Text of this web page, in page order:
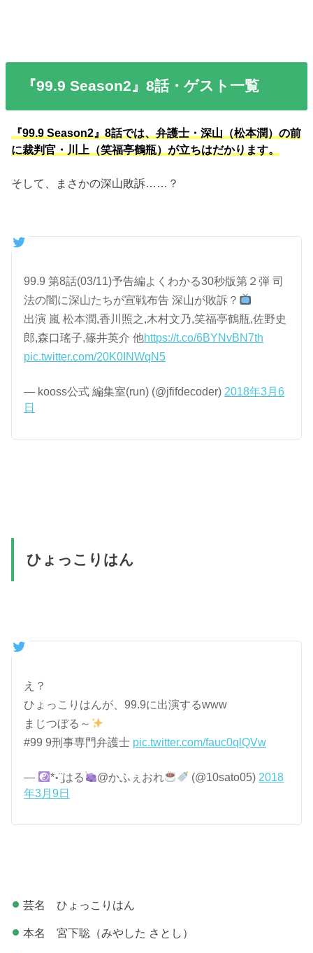
『99.9 Season2』8話・ゲスト一覧
『99.9 Season2』8話では、弁護士・深山（松本潤）の前
に裁判官・川上（笑福亭鶴瓶）が立ちはだかります。
そして、まさかの深山敗訴……？
99.9 第8話(03/11)予告編よくわかる30秒版第２弾 司
法の闇に深山たちが宣戦布告 深山が敗訴？
出演 嵐 松本潤,香川照之,木村文乃,笑福亭鶴瓶,佐野史
郎,森口瑤子,篠井英介 他https://t.co/6BYNvBN7th
pic.twitter.com/20K0INWqN5
— kooss公式 編集室(run) (@jfifdecoder) 2018年3月6
日
ひょっこりはん
え？
ひょっこりはんが、99.9に出演するwww
まじつぼる～
#99 9刑事専門弁護士 pic.twitter.com/fauc0qlQVw
— *॰¨̮はる @かふぇおれ (@10sato05) 2018
年3月9日
芸名 ひょっこりはん
本名 宮下聡（みやした さとし）